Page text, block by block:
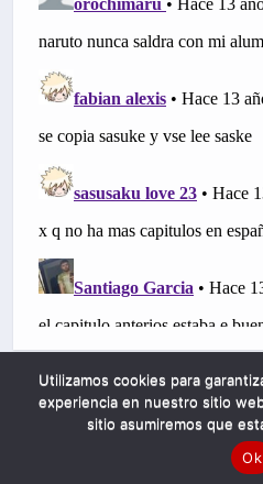
Utilizamos cookies para
experiencia en nuestro sitio
sitio asumiremos que
Ok